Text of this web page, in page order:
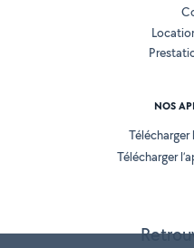
NOS
Télécharger
Télécharger